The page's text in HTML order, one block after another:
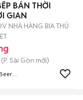
BÁN THỜI
GIAN
NHÀ HÀNG BIA THỦ
(P. Sài Gòn mới)